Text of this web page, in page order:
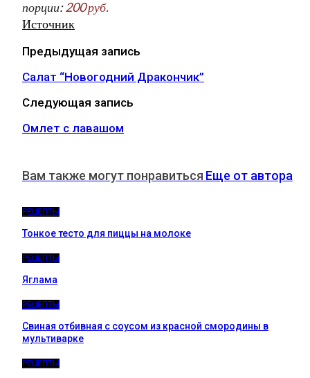
порции:200 руб.
Источник
Предыдущая запись
Салат “Новогодний Дракончик”
Следующая запись
Омлет с лавашом
Вам также могут понравиться Еще от автора
РЕЦЕПТЫ
Тонкое тесто для пиццы на молоке
РЕЦЕПТЫ
Яглама
РЕЦЕПТЫ
Свиная отбивная с соусом из красной смородины в
мультиварке
РЕЦЕПТЫ